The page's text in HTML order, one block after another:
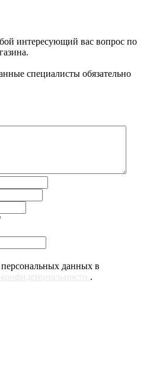
интересующий вас вопрос по
специалисты обязательно
персональных данных в
.